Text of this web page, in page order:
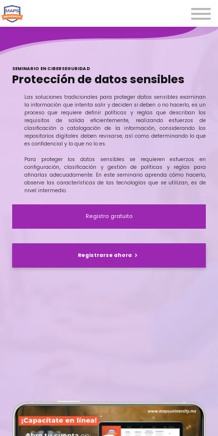
Seminarios
Webinars
Iniciar sesión
Registrarse
SEMINARIO EN CIBERSEGURIDAD
Protección de datos sensibles
Las soluciones tradicionales para proteger datos sensibles examinan
la información que intenta salir y deciden si deben o no hacerlo, es un
proceso que requiere definir políticas y reglas que describan los
requisitos de salida eficientemente, realizando esfuerzos de
clasificación o catalogación de la información, considerando los
repositorios digitales deben revisarse, así como determinando lo que
es confidencial y lo que no lo es.
Para proteger los datos sensibles se requieren esfuerzos en
configuración, clasificación y gestión de políticas y reglas para
afinarlas adecuadamente. En este seminario aprenda cómo hacerlo,
observe las características de las tecnologías que se utilizan, es de
nivel intermedio.
Registro gratuito
Registrarse ahora